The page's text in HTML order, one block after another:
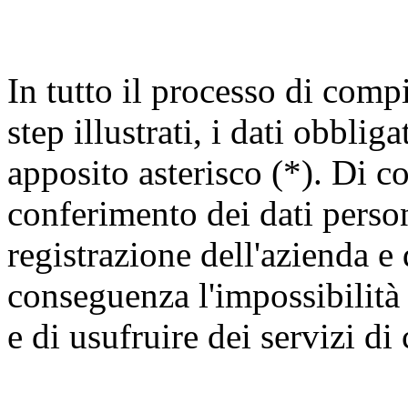
In tutto il processo di
step illustrati, i dati
apposito asterisco (*). Di
conferimento dei dati
registrazione dell'azienda
conseguenza
e di usufruire dei servizi di